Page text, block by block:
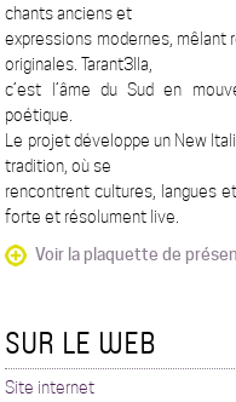
chants anciens et
expressions modernes,
originales. Tarant3lla,
c’est l’âme du Sud en
poétique.
Le projet développe un New
tradition, où se
rencontrent cultures, langues
forte et résolument live.
Voir la plaquette de
SUR LE WEB
Site internet